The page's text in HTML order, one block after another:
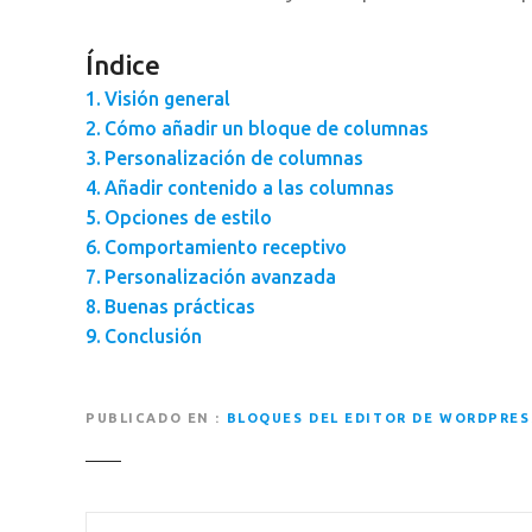
Índice
Visión general
Cómo añadir un bloque de columnas
Personalización de columnas
Añadir contenido a las columnas
Opciones de estilo
Comportamiento receptivo
Personalización avanzada
Buenas prácticas
Conclusión
PUBLICADO EN BLOQUES DEL EDITOR DE